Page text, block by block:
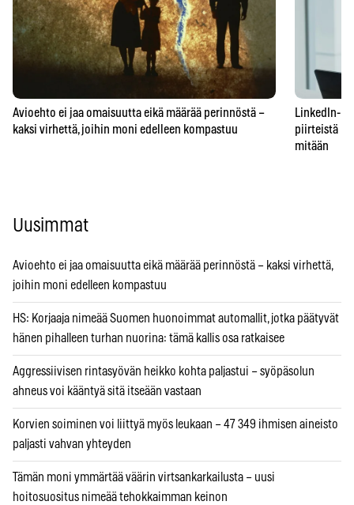
Avioehto ei jaa omaisuutta eikä määrää perinnöstä –
kaksi virhettä, joihin moni edelleen kompastuu
LinkedIn-
piirteistä –
mitään
Uusimmat
Avioehto ei jaa omaisuutta eikä määrää perinnöstä – kaksi virhettä,
joihin moni edelleen kompastuu
HS: Korjaaja nimeää Suomen huonoimmat automallit, jotka päätyvät
hänen pihalleen turhan nuorina: tämä kallis osa ratkaisee
Aggressiivisen rintasyövän heikko kohta paljastui – syöpäsolun
ahneus voi kääntyä sitä itseään vastaan
Korvien soiminen voi liittyä myös leukaan – 47 349 ihmisen aineisto
paljasti vahvan yhteyden
Tämän moni ymmärtää väärin virtsankarkailusta – uusi
hoitosuositus nimeää tehokkaimman keinon